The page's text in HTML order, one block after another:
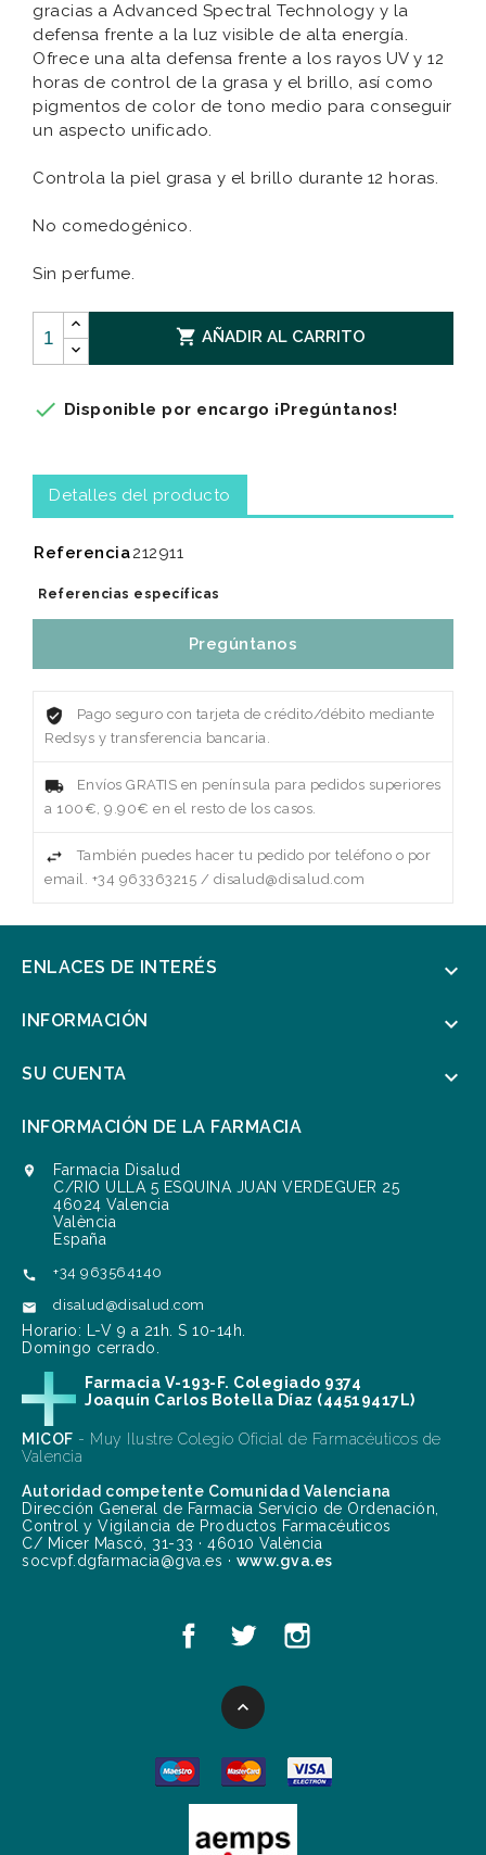
gracias a Advanced Spectral Technology y la
defensa frente a la luz visible de alta energía.
Ofrece una alta defensa frente a los rayos UV y 12
horas de control de la grasa y el brillo, así como
pigmentos de color de tono medio para conseguir
un aspecto unificado.
Controla la piel grasa y el brillo durante 12 horas.
No comedogénico.
Sin perfume.
 AÑADIR AL CARRITO
 Disponible por encargo ¡Pregúntanos!
Detalles del producto
Referencia212911
Referencias específicas
Pregúntanos
Pago seguro con tarjeta de crédito/débito mediante
Redsys y transferencia bancaria.
Envíos GRATIS en península para pedidos superiores
a 100€, 9.90€ en el resto de los casos.
También puedes hacer tu pedido por teléfono o por
email. +34 963363215 / disalud@disalud.com
ENLACES DE INTERÉS 
INFORMACIÓN 
SU CUENTA 
INFORMACIÓN DE LA FARMACIA

Farmacia Disalud
C/RIO ULLA 5 ESQUINA JUAN VERDEGUER 25
46024 Valencia
València
España
 +34 963564140
 disalud@disalud.com
Horario: L-V 9 a 21h. S 10-14h.
Domingo cerrado.
Farmacia V-193-F. Colegiado 9374
Joaquín Carlos Botella Díaz (44519417L)
MICOF - Muy Ilustre Colegio Oficial de Farmacéuticos de
Valencia
Autoridad competente Comunidad Valenciana
Dirección General de Farmacia Servicio de Ordenación,
Control y Vigilancia de Productos Farmacéuticos
C/ Micer Mascó, 31-33 · 46010 València
socvpf.dgfarmacia@gva.es · www.gva.es
